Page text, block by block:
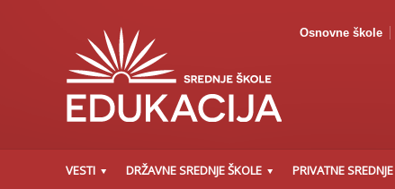
Osnovne škole
VESTI DRŽAVNE SREDNJE ŠKOLE PRIVATNE